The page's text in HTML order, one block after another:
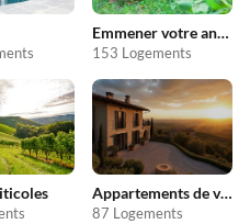
Emmener votre animal en vacances
153 Logements
Appartements de vacances pas chers
87 Logements